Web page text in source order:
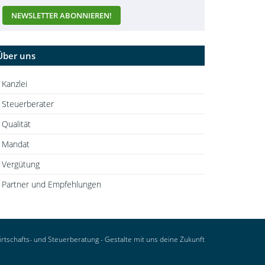
uns
Kanzlei
Steuerberater
Qualität
Mandat
Vergütung
Partner und Empfehlungen
und Steuerberatung - Gestalte mit uns deine Zukunft